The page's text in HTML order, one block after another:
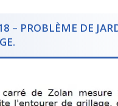
– PROBLÈME DE